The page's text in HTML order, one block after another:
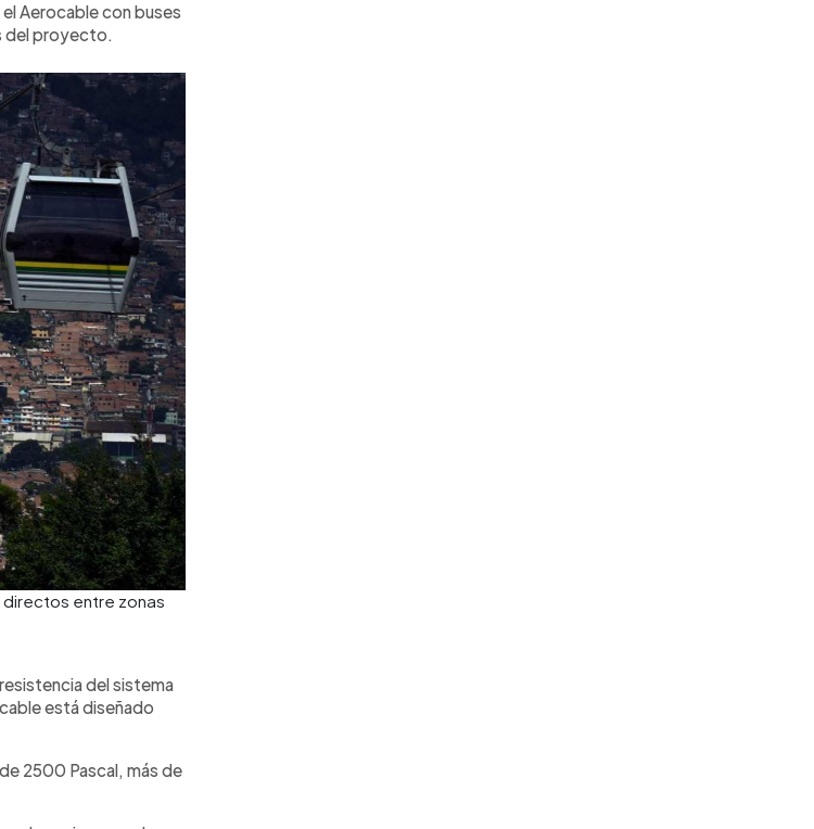
Aerocable con buses
del proyecto.
entre zonas
del sistema
está diseñado
2500 Pascal, más de